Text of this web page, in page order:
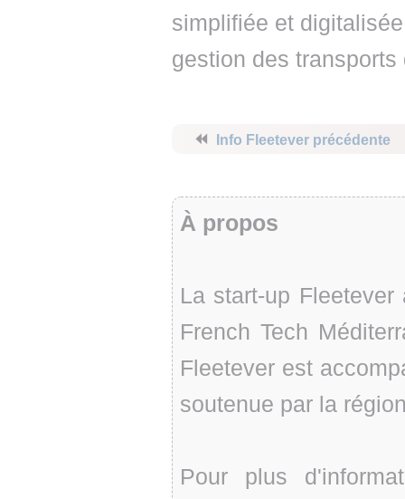
simplifiée et
gestion des
⏪ Info Fleetever précédente
À propos
La start-up
French Tech
Fleetever est
soutenue par la
Pour plus